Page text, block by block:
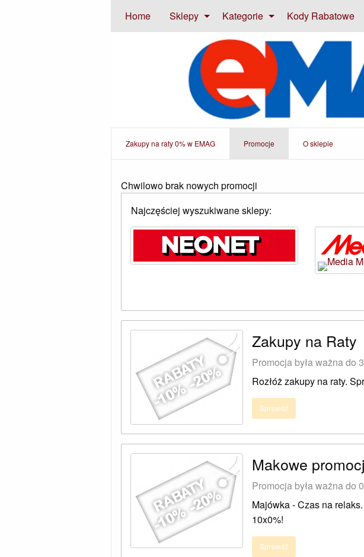
Home Sklepy Kategorie Kody Rabatowe
Zakupy na raty 0% w EMAG Promocje O sklepie
Chwilowo brak nowych promocji
Najczęściej wyszukiwane sklepy:
Zakupy na Raty
Promocja była ważna do
Rozłóż zakupy na raty.
Sprawdź
Makowe
Promocja była ważna do
Majówka - Czas na
10x0%!
Sprawdź